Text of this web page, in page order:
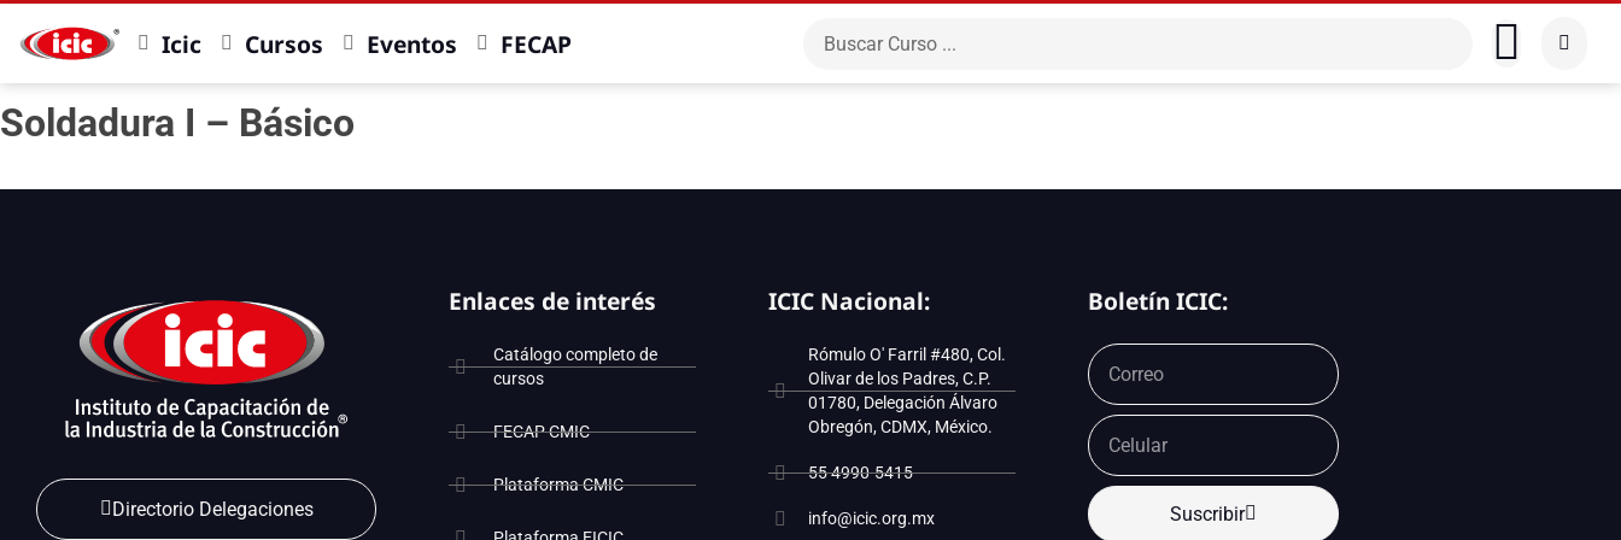
Icic Cursos Eventos FECAP
Soldadura I – Básico
Directorio Delegaciones
Enlaces de interés
Catálogo completo de
cursos
FECAP CMIC
Plataforma CMIC
ICIC Nacional:
Rómulo O' Farril #480, Col.
Olivar de los Padres, C.P.
01780, Delegación Álvaro
Obregón, CDMX, México.
55 4990-5415
info@icic.org.mx
Boletín ICIC:
Suscribir